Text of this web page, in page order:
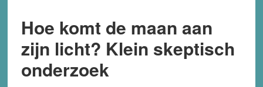
Hoe komt de maan aan
zijn licht? Klein skeptisch
onderzoek